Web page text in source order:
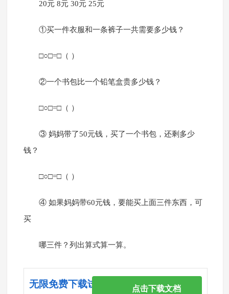
20元 8元 30元 25元
①买一件衣服和一条裤子一共需要多少钱？
□○□=□（ ）
②一个书包比一个铅笔盒贵多少钱？
□○□=□（ ）
③ 妈妈带了50元钱，买了一个书包，还剩多少
钱？
□○□=□（ ）
④ 如果妈妈带60元钱，要能买上面三件东西，可
买
哪三件？列出算式算一算。
无限免费下载试卷 点击下载文档